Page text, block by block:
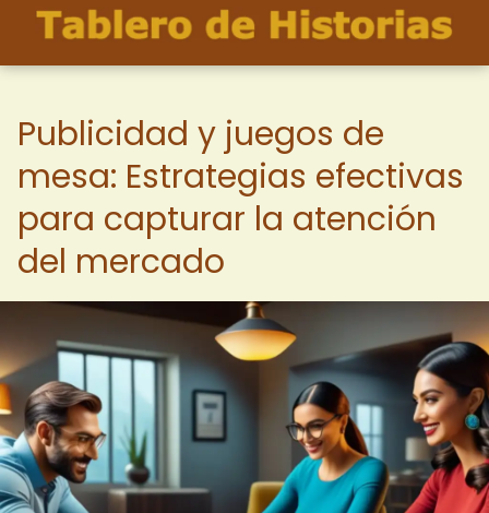
Publicidad y juegos de
mesa: Estrategias efectivas
para capturar la atención
del mercado